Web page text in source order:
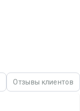
Отзывы клиентов